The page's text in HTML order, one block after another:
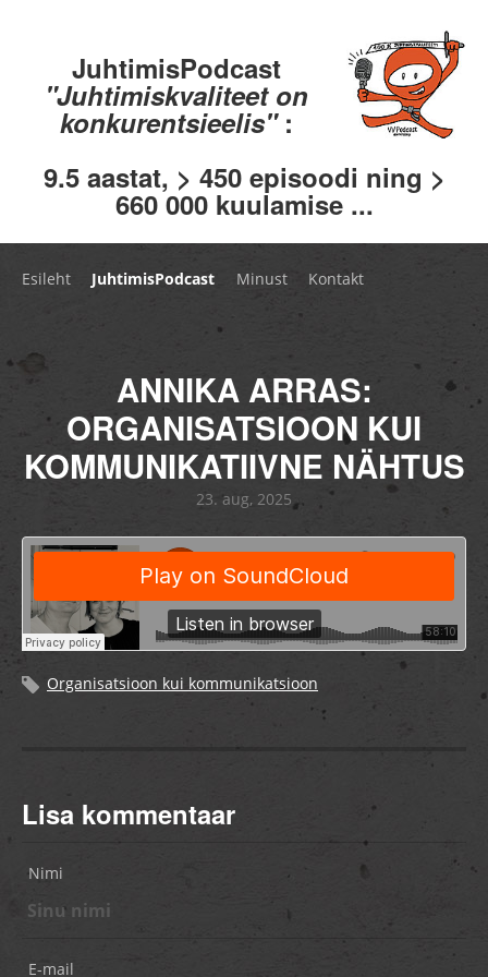
JuhtimisPodcast
"Juhtimiskvaliteet on
konkurentsieelis" :
9.5 aastat, > 450 episoodi ning >
660 000 kuulamise ...
Esileht JuhtimisPodcast Minust Kontakt
ANNIKA ARRAS:
ORGANISATSIOON KUI
KOMMUNIKATIIVNE NÄHTUS
23. aug, 2025
Organisatsioon kui kommunikatsioon
Lisa kommentaar
Nimi
E-mail